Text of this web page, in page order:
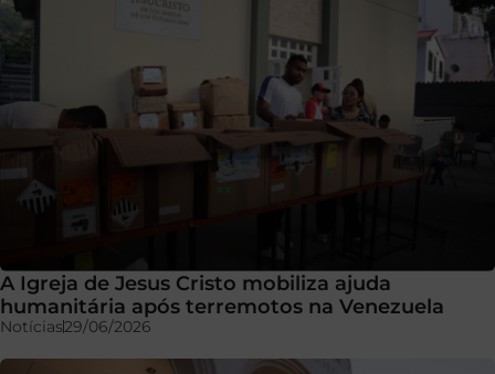
A Igreja de Jesus Cristo mobiliza ajuda
humanitária após terremotos na Venezuela
Notícias29/06/2026